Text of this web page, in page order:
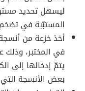
ليسهل تحديد
المستبّبة في
أخذ خزعة من أنسجة
في المختبر،
يتمّ إدخالها إلى
بعض الأنسجة التي